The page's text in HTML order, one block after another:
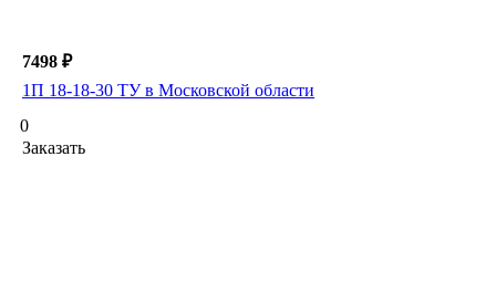
7498 ₽
1П 18-18-30 ТУ в Московской области
0
Заказать